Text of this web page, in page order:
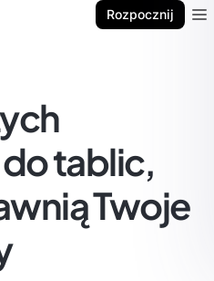
Rozpocznij
do tablic,
Twoje